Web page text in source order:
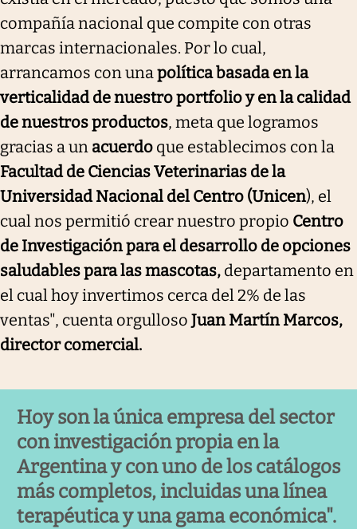
compañía nacional que compite con otras
marcas internacionales. Por lo cual,
arrancamos con unapolítica basada en la
verticalidad de nuestro portfolio y en la calidad
de nuestros productos, meta que logramos
gracias a un acuerdo que establecimos con la
Facultad de Ciencias Veterinarias de la
Universidad Nacional del Centro (Unicen), el
cual nos permitió crear nuestro propio Centro
de Investigación para el desarrollo de opciones
saludables para las mascotas, departamento en
el cual hoy invertimos cerca del 2% de las
ventas", cuenta orgulloso Juan Martín Marcos,
director comercial.
Hoy son la única empresa del sector
con investigación propia en la
Argentina y con uno de los catálogos
más completos, incluidas una línea
terapéutica y una gama económica".